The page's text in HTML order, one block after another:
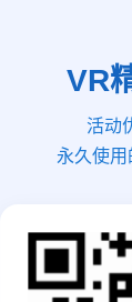
VR
活动
永久使